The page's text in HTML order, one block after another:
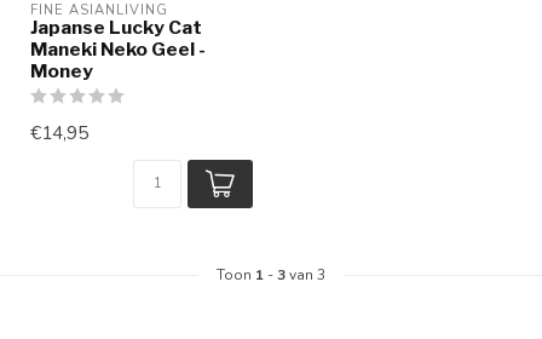
FINE ASIANLIVING
Japanse Lucky Cat
Maneki Neko Geel -
Money
€14,95
Toon 1 -3van 3